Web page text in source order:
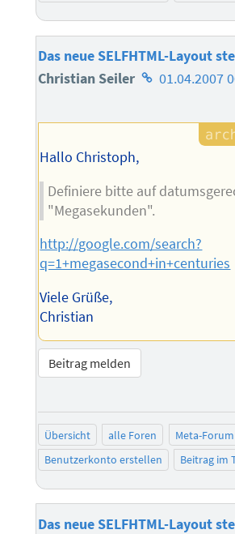
Das neue SELFHTML-Layout
Christian Seiler Homepage
Autors
01.04.2007
Hallo Christoph,
Definiere bitte auf
"Megasekunden".
http://google.com/search?
q=1+megasecond+in+centuries
Viele Grüße,
Christian
Beitrag melden
Übersicht alle Foren Meta-
Benutzerkonto erstellen
Beitrag im
Das neue SELFHTML-Layout